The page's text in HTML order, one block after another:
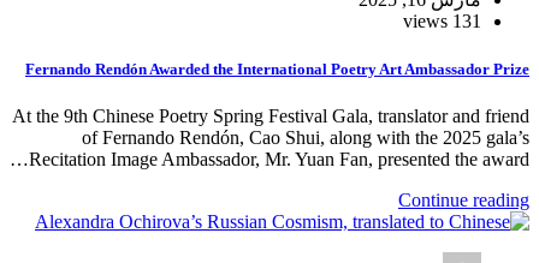
131 views
Fernando Rendón Awarded the International Poetry Art Ambassador Prize
At the 9th Chinese Poetry Spring Festival Gala, translator and friend
of Fernando Rendón, Cao Shui, along with the 2025 gala’s
Recitation Image Ambassador, Mr. Yuan Fan, presented the award…
Continue reading